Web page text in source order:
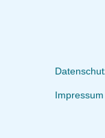
Impressum